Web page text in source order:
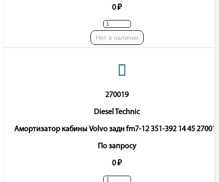
0 ₽
Нет в наличии
270019
Diesel Technic
Амортизатор кабины Volvo задн fm7-12 351-392 14 45
По запросу
0 ₽